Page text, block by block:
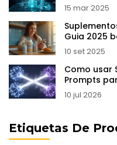
15 mar 2025
Guia 2025
10 set 2025
Como usar
Prompts
LLMs
10 jul 2026
Etiquetas De